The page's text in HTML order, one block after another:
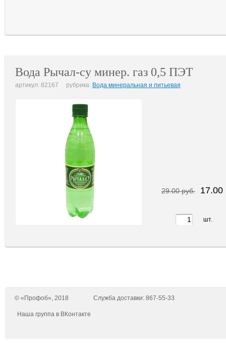
Вода Рычал-су минер. газ 0,5 ПЭТ
артикул: 82167 рубрика: Вода минеральная и питьевая
29.00 руб. 17.00
шт.
© «Профоб», 2018 Служба доставки: 867-55-33
Наша группа в ВКонтакте